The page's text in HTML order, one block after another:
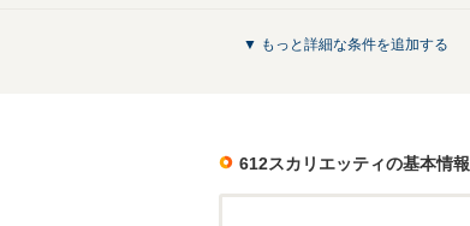
▼ もっと詳細な条件を追加する
612スカリエッティの基本情報